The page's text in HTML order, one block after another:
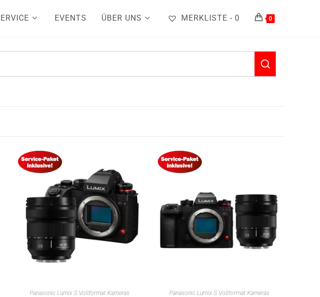
EVENTS ÜBER UNS MERKLISTE - 0 0
IN DEN WARENKORB
Panasonic Lumix S Vollformat Kameras IN DEN WARENKORB
Panasonic Lumix S Vollformat Kameras